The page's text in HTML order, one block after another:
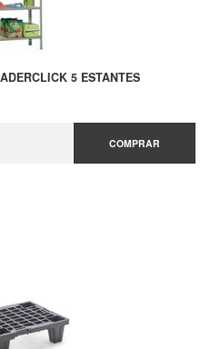
5 ESTANTES
COMPRAR